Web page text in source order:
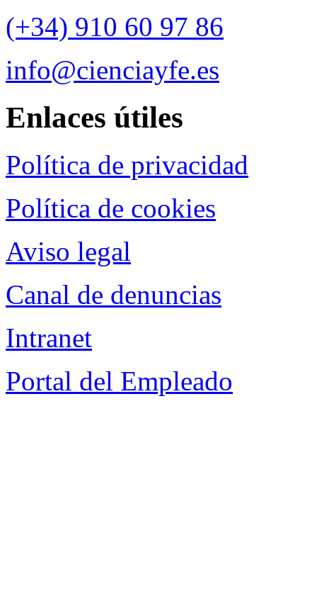
(+34) 910 60 97 86
info@cienciayfe.es
Enlaces útiles
Política de privacidad
Política de cookies
Aviso legal
Canal de denuncias
Intranet
Portal del Empleado